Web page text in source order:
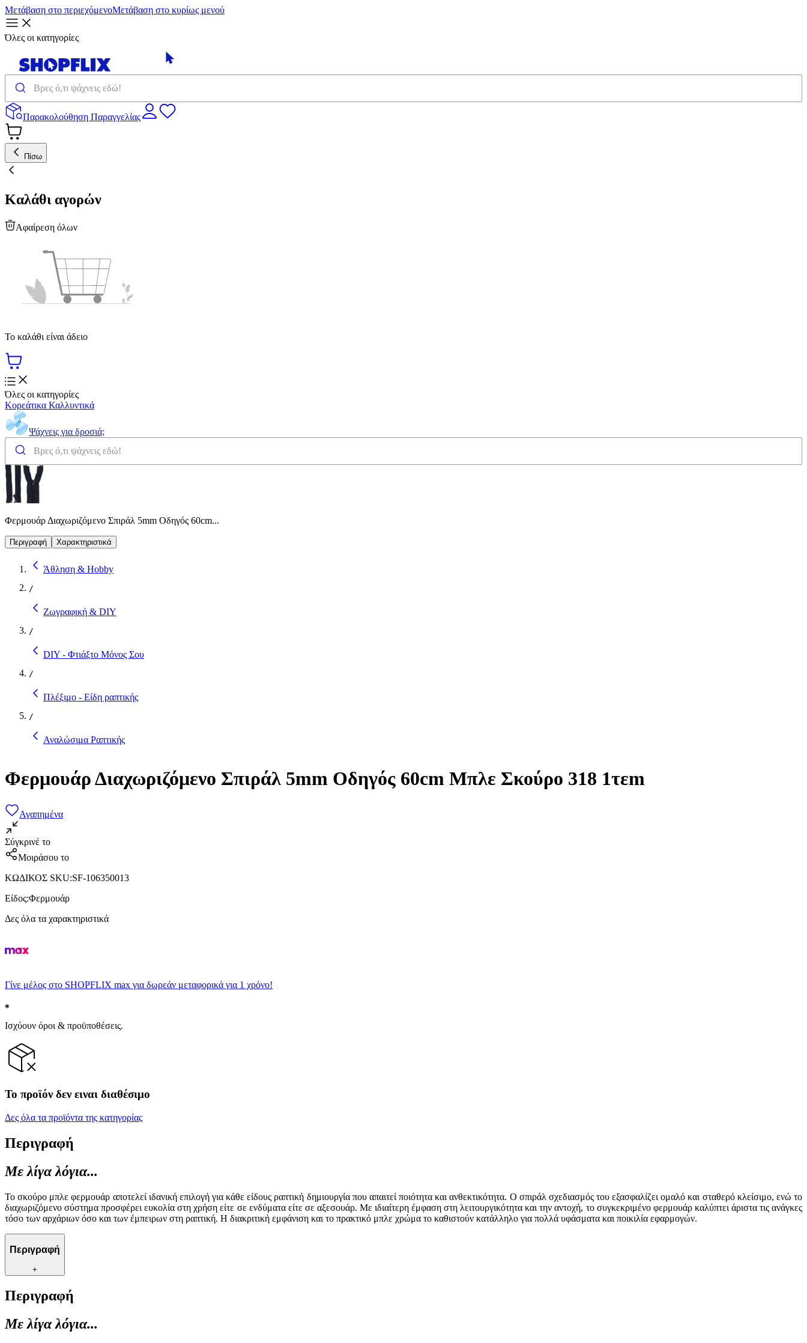
Μετάβαση στο περιεχόμενοΜετάβαση στο κυρίως μενού
Όλες οι κατηγορίες
Παρακολούθηση Παραγγελίας
Πίσω
Καλάθι αγορών
Αφαίρεση όλων
Το καλάθι είναι άδειο
Όλες οι κατηγορίες
Κορεάτικα Καλλυντικά
Ψάχνεις για δροσιά;
Φερμουάρ Διαχωριζόμενο Σπιράλ 5mm Οδηγός 60cm...
Περιγραφή Χαρακτηριστικά
Άθληση & Hobby
/
Ζωγραφική & DIY
/
DIY - Φτιάξτο Μόνος Σου
/
Πλέξιμο - Είδη ραπτικής
/
Αναλώσιμα Ραπτικής
Φερμουάρ Διαχωριζόμενο Σπιράλ 5mm Οδηγός 60cm Μπλε Σκούρο 318 1τεm
Αγαπημένα
Σύγκρινέ το
Μοιράσου το
ΚΩΔΙΚΟΣ SKU:SF-106350013
Είδος:Φερμουάρ
Δες όλα τα χαρακτηριστικά
Γίνε μέλος στο SHOPFLIX max για δωρεάν μεταφορικά για 1 χρόνο!
Ισχύουν όροι & προϋποθέσεις.
Το προϊόν δεν ειναι διαθέσιμο
Δες όλα τα προϊόντα της κατηγορίας
Περιγραφή
Με λίγα λόγια...
Το σκούρο μπλε φερμουάρ αποτελεί ιδανική επιλογή για κάθε είδους ραπτική δημιουργία που απαιτεί ποιότητα και ανθεκτικότητα. Ο σπιράλ σχεδιασμός του εξασφαλίζει ομαλό και σταθερό κλείσιμο, ενώ το
διαχωριζόμενο σύστημα προσφέρει ευκολία στη χρήση είτε σε ενδύματα είτε σε αξεσουάρ. Με ιδιαίτερη έμφαση στη λειτουργικότητα και την αντοχή, το συγκεκριμένο φερμουάρ καλύπτει άριστα τις ανάγκες
τόσο των αρχάριων όσο και των έμπειρων στη ραπτική. Η διακριτική εμφάνιση και το πρακτικό μπλε χρώμα το καθιστούν κατάλληλο για πολλά υφάσματα και ποικιλία εφαρμογών.
Περιγραφή
+
Περιγραφή
Με λίγα λόγια...